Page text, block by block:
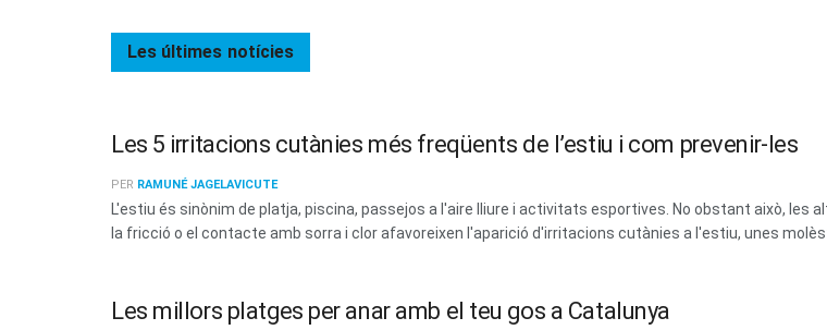
Les últimes notícies
Les 5 irritacions cutànies més freqüents de l’estiu i com prevenir-les
PER RAMUNÉ JAGELAVICUTE
L'estiu és sinònim de platja, piscina, passejos a l'aire lliure i activitats esportives. No obstant això, les
la fricció o el contacte amb sorra i clor afavoreixen l'aparició d'irritacions cutànies a l'estiu, unes
Les millors platges per anar amb el teu gos a Catalunya